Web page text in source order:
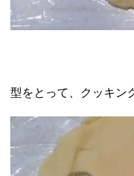
型をとって、クッキン